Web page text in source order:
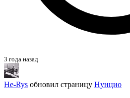
3 года назад
He-Rys обновил страницу Нунцио